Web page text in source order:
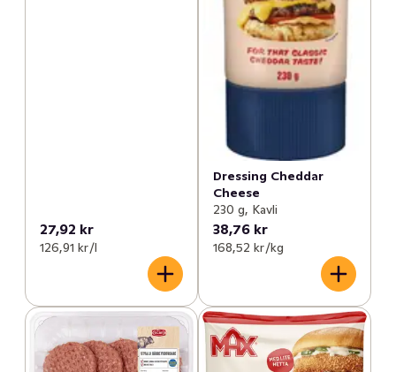
27,92 kr
126,91 kr /l
Dressing Cheddar
Cheese
230 g, Kavli
38,76 kr
168,52 kr /kg